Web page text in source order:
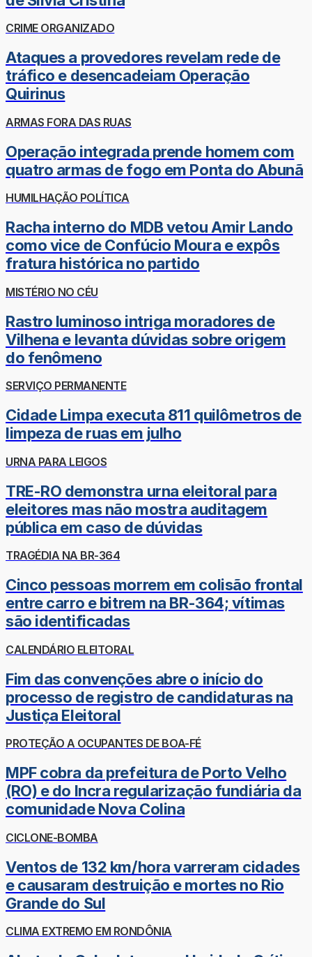
CRIME ORGANIZADO
Ataques a provedores revelam rede de
tráfico e desencadeiam Operação
Quirinus
ARMAS FORA DAS RUAS
Operação integrada prende homem com
quatro armas de fogo em Ponta do Abunã
HUMILHAÇÃO POLÍTICA
Racha interno do MDB vetou Amir Lando
como vice de Confúcio Moura e expôs
fratura histórica no partido
MISTÉRIO NO CÉU
Rastro luminoso intriga moradores de
Vilhena e levanta dúvidas sobre origem
do fenômeno
SERVIÇO PERMANENTE
Cidade Limpa executa 811 quilômetros de
limpeza de ruas em julho
URNA PARA LEIGOS
TRE-RO demonstra urna eleitoral para
eleitores mas não mostra auditagem
pública em caso de dúvidas
TRAGÉDIA NA BR-364
Cinco pessoas morrem em colisão frontal
entre carro e bitrem na BR-364; vítimas
são identificadas
CALENDÁRIO ELEITORAL
Fim das convenções abre o início do
processo de registro de candidaturas na
Justiça Eleitoral
PROTEÇÃO A OCUPANTES DE BOA-FÉ
MPF cobra da prefeitura de Porto Velho
(RO) e do Incra regularização fundiária da
comunidade Nova Colina
CICLONE-BOMBA
Ventos de 132 km/hora varreram cidades
e causaram destruição e mortes no Rio
Grande do Sul
CLIMA EXTREMO EM RONDÔNIA